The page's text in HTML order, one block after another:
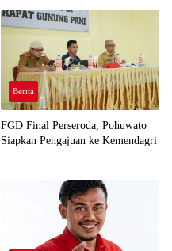
Berita
FGD Final Perseroda, Pohuwato
Siapkan Pengajuan ke Kemendagri